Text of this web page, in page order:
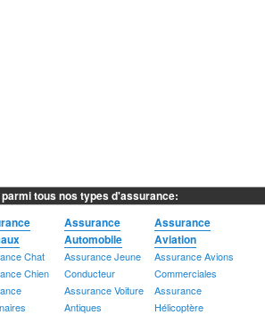
tous nos types d'assurance:
Chat
Chien
Assurance
Automobile
Assurance Jeune
Conducteur
Assurance Voiture
Antiques
Assurance
Aviation
Assurance Avions
Commerciales
Assurance
Hélicoptère